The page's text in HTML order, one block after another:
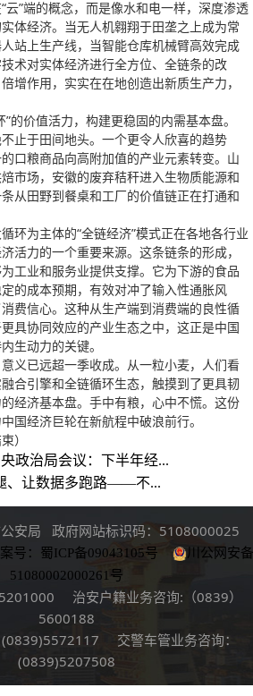
云”端的概念，而是像水和电一样，深度渗透
体经济。当无人机翱翔于田垄之上成为常
站上生产线，当智能仓库机械臂高效完成
术对实体经济进行全方位、全链条的改
增作用，实实在在地创造出新质生产力，
的价值活力，构建更稳固的内需基本盘。
止于田间地头。一个更令人欣喜的趋势
口粮商品向高附加值的产业元素转变。山
市场，安徽的废弃秸秆进入生物质能源和
从田野到餐桌和工厂的价值链正在打通和
环为主体的“全链经济”模式正在各地各行业
活力的一个重要来源。这条链条的形成，
工业和服务业提供支撑。它为下游的食品
的成本预期，有效对冲了输入性通胀风
费信心。这种从生产端到消费端的良性循
具协同效应的产业生态之中，这正是中国
生动力的关键。
义已远超一季收成。从一粒小麦，人们看
合引擎和全链循环生态，触摸到了更具韧
经济基本盘。手中有粮，心中不慌。这份
国经济巨轮在新航程中破浪前行。
）
政治局会议：下半年经...
、让数据多跑路——不...
安局 政府网站标识码：5108000025
号：蜀ICP备09043105号
川公网安备
51080002000261号
治安户籍业务咨询:（0839）
5600188
(0839)5572117 交警车管业务咨询：
(0839)5207508